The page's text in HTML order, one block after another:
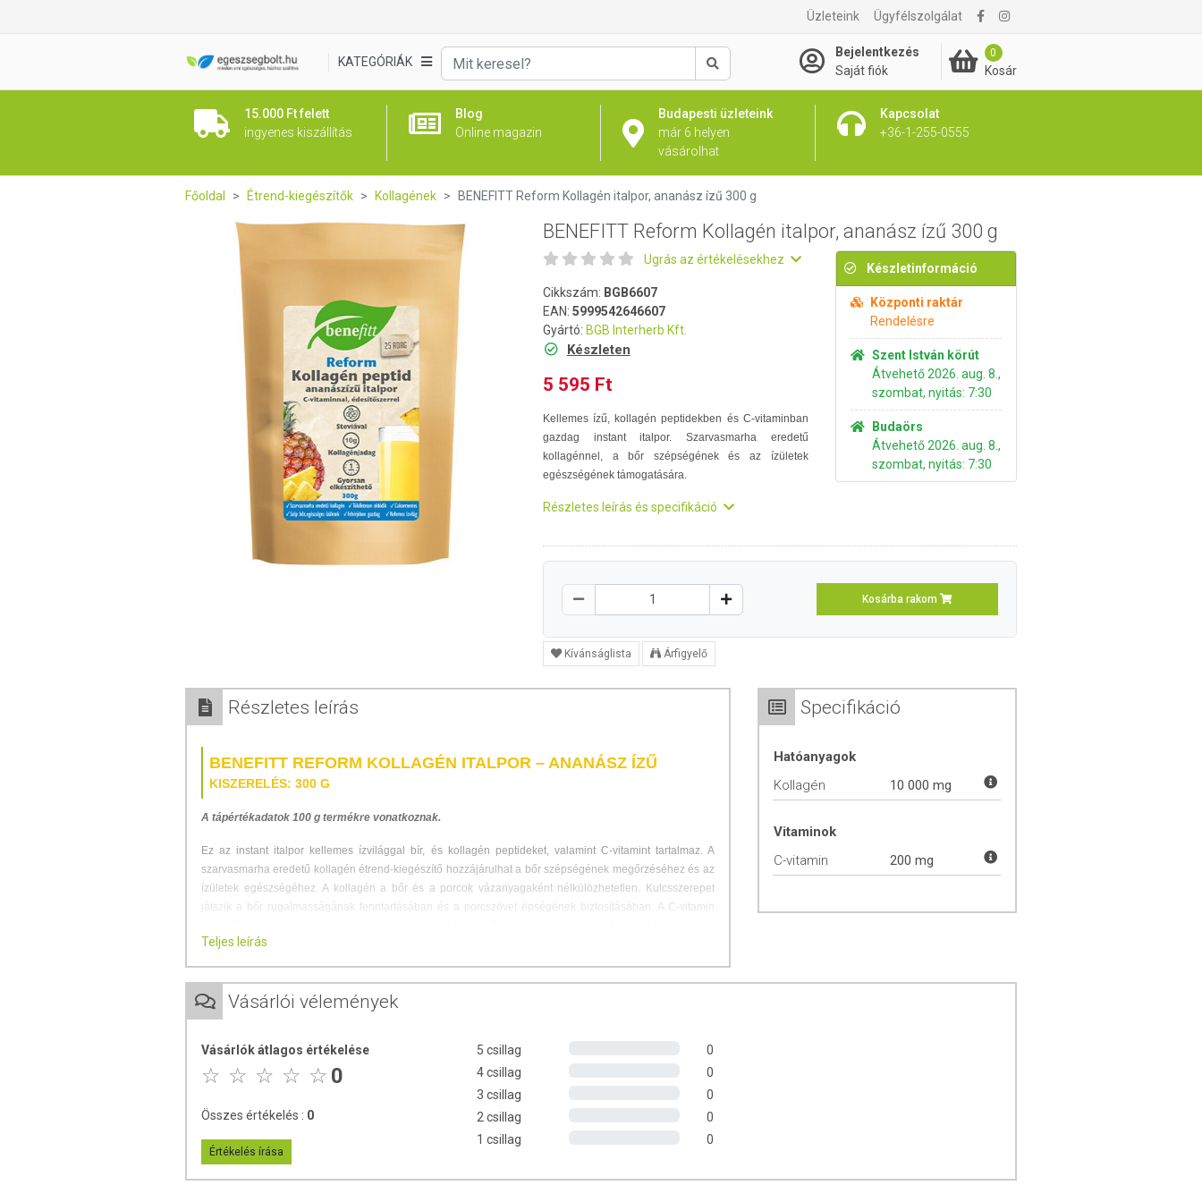
Üzleteink Ügyfélszolgálat
KATEGÓRIÁK
Keresés
Bejelentkezés
Saját fiók
0
Kosár
15.000 Ft felett
ingyenes kiszállítás
Blog
Online magazin
Budapesti üzleteink
már 6 helyen
vásárolhat
Kapcsolat
+36-1-255-0555
5 595 Ft Kosárba rakom
Főoldal Étrend-kiegészítők Kollagének BENEFITT Reform Kollagén italpor, ananász ízű 300 g
BENEFITT Reform Kollagén italpor, ananász ízű 300 g
Ugrás az értékelésekhez
Cikkszám: BGB6607
EAN: 5999542646607
Gyártó: BGB Interherb Kft.
Készleten
5 595 Ft
Kellemes ízű, kollagén peptidekben és C-vitaminban
gazdag instant italpor. Szarvasmarha eredetű
kollagénnel, a bőr szépségének és az ízületek
egészségének támogatására.
Részletes leírás és specifikáció
Készletinformáció
Központi raktár
Rendelésre
Szent István körút
Átvehető 2026. aug. 8.,
szombat, nyitás: 7:30
Budaörs
Átvehető 2026. aug. 8.,
szombat, nyitás: 7:30
Kosárba rakom
Kívánságlista Árfigyelő
Részletes leírás
BENEFITT REFORM KOLLAGÉN ITALPOR – ANANÁSZ ÍZŰ
KISZERELÉS: 300 G
A tápértékadatok 100 g termékre vonatkoznak.
Ez az instant italpor kellemes ízvilággal bír, és kollagén peptideket, valamint C-vitamint tartalmaz. A
szarvasmarha eredetű kollagén étrend-kiegészítő hozzájárulhat a bőr szépségének megőrzéséhez és az
ízületek egészségéhez. A kollagén a bőr és a porcok vázanyagaként nélkülözhetetlen. Kulcsszerepet
játszik a bőr rugalmasságának fenntartásában és a porcszövet épségének biztosításában. A C-vitamin
Gyorsan elkészíthető, hideg vízben is könnyen oldódik.
Természetes úton glutén- és laktózmentes.
Édesítésre stevia kivonatot használtunk.
KINEK AJÁNLJUK?
Különösen ajánlott időseknek, sportolóknak és fizikai munkát végző személyeknek.
JAVASOLT FOGYASZTÁS
Teljes leírás
Specifikáció
Hatóanyagok
Kollagén
10 000 mg
Vitaminok
C-vitamin
200 mg
Vásárlói vélemények
Vásárlók átlagos értékelése
0
Összes értékelés : 0
Értékelés írása
5 csillag
0
4 csillag
0
3 csillag
0
2 csillag
0
1 csillag
0